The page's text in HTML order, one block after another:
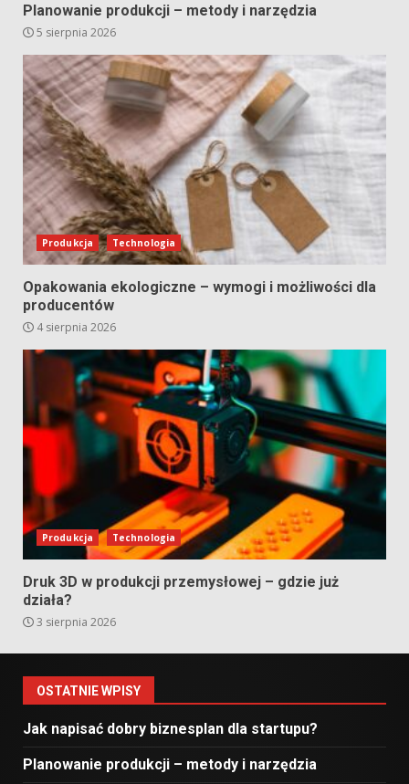
Planowanie produkcji – metody i narzędzia
5 sierpnia 2026
Produkcja Technologia
Opakowania ekologiczne – wymogi i możliwości dla
producentów
4 sierpnia 2026
Produkcja Technologia
Druk 3D w produkcji przemysłowej – gdzie już
działa?
3 sierpnia 2026
OSTATNIE WPISY
Jak napisać dobry biznesplan dla startupu?
Planowanie produkcji – metody i narzędzia